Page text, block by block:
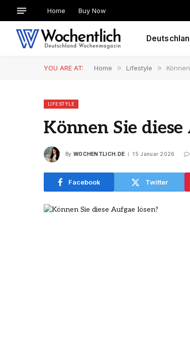
Home Buy Now
YOU ARE AT: Home » Lifestyle »
LIFESTYLE
Können Sie diese
By WOCHENTLICH.DE 15 Januar 2026
Facebook Twitter